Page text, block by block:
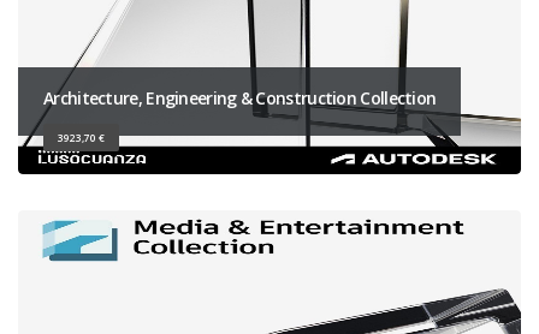
Architecture, Engineering & Construction Collection
3923,70 €